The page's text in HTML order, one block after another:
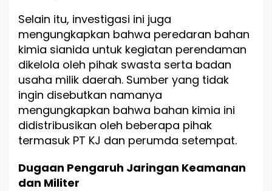
Selain itu, investigasi ini juga
mengungkapkan bahwa peredaran bahan
kimia sianida untuk kegiatan perendaman
dikelola oleh pihak swasta serta badan
usaha milik daerah. Sumber yang tidak
ingin disebutkan namanya
mengungkapkan bahwa bahan kimia ini
didistribusikan oleh beberapa pihak
termasuk PT KJ dan perumda setempat.
Dugaan Pengaruh Jaringan Keamanan
dan Militer